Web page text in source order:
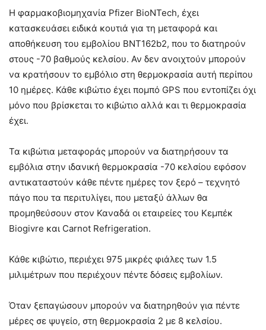
Η φαρμακοβιομηχανία Pfizer BioNTech, έχει
κατασκευάσει ειδικά κουτιά για τη μεταφορά και
αποθήκευση του εμβολίου BNT162b2, που το διατηρούν
στους -70 βαθμούς κελσίου. Αν δεν ανοιχτούν μπορούν
να κρατήσουν το εμβόλιο στη θερμοκρασία αυτή περίπου
10 ημέρες. Κάθε κιβώτιο έχει πομπό GPS που εντοπίζει όχι
μόνο που βρίσκεται το κιβώτιο αλλά και τι θερμοκρασία
έχει.
Τα κιβώτια μεταφοράς μπορούν να διατηρήσουν τα
εμβόλια στην ιδανική θερμοκρασία -70 κελσίου εφόσον
αντικαταστούν κάθε πέντε ημέρες τον ξερό – τεχνητό
πάγο που τα περιτυλίγει, που μεταξύ άλλων θα
προμηθεύσουν στον Καναδά οι εταιρείες του Κεμπέκ
Biogivre και Carnot Refrigeration.
Κάθε κιβώτιο, περιέχει 975 μικρές φιάλες των 1.5
μιλιμέτρων που περιέχουν πέντε δόσεις εμβολίων.
Όταν ξεπαγώσουν μπορούν να διατηρηθούν για πέντε
μέρες σε ψυγείο, στη θερμοκρασία 2 με 8 κελσίου.